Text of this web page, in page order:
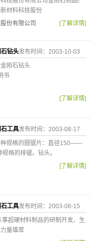
材料科技股份
份有限公司
[了解详情]
钻头发布时间：2003-10-03
刚石钻头
书
[了解详情]
工具发布时间：2003-08-17
种规格的圆锯片：直径150——
格的排锯。钻头。
[了解详情]
工具发布时间：2003-08-15
超硬材料制品的研制开发、生
量雄厚